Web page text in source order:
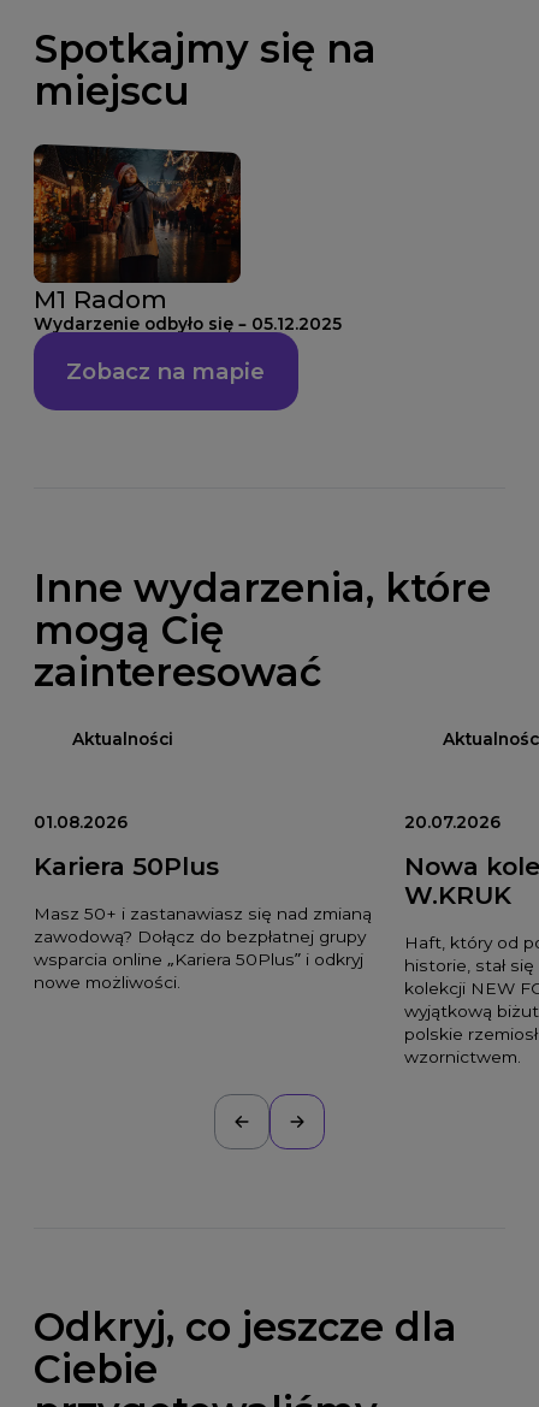
Spotkajmy się na
miejscu
M1 Radom
Wydarzenie odbyło się – 05.12.2025
Zobacz na mapie
Inne wydarzenia, które
mogą Cię
zainteresować
Aktualności
01.08.2026
Kariera 50Plus
Masz 50+ i zastanawiasz się nad zmianą
zawodową? Dołącz do bezpłatnej grupy
wsparcia online „Kariera 50Plus” i odkryj
nowe możliwości.
20.07.2026
Nowa
W.KRUK
Haft, który od
historie, stał
kolekcji NEW
wyjątkową
polskie
wzornictwem.
Odkryj, co jeszcze dla
Ciebie